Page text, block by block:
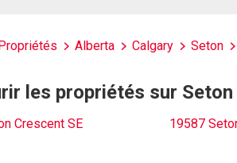
Alberta Calgary Seton
les propriétés sur Seton
Crescent SE 19587